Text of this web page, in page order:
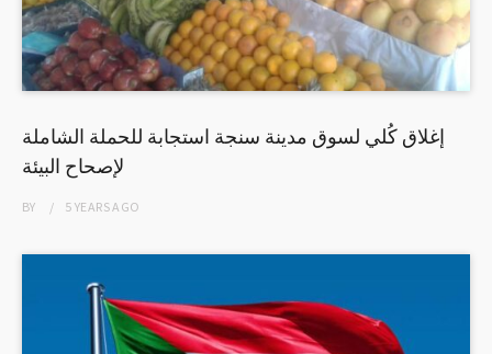
إغلاق كُلي لسوق مدينة سنجة استجابة للحملة الشاملة
لإصحاح البيئة
BY 5 YEARSAGO